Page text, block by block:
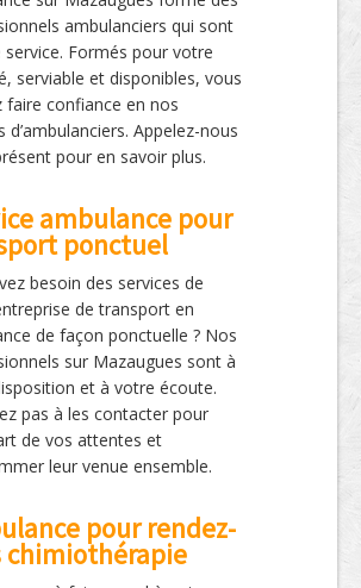
ambulanciers qui sont
Formés pour votre
serviable et disponibles, vous
faire confiance en nos
d’ambulanciers. Appelez-nous
pour en savoir plus.
ambulance pour
ponctuel
besoin des services de
de transport en
de façon ponctuelle ? Nos
sur Mazaugues sont à
et à votre écoute.
pas à les contacter pour
de vos attentes et
leur venue ensemble.
pour rendez-
chimiothérapie